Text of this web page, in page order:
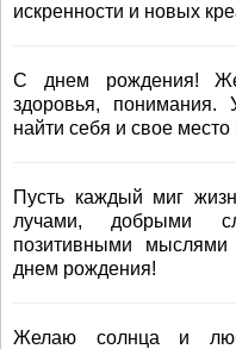
искренности и новых
С днем рождения!
здоровья,
найти себя и свое место
Пусть каждый миг
лучами, добрыми
позитивными
днем рождения!
Желаю солнца и